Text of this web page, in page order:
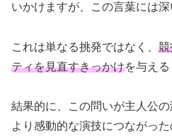
いかけますが、この言葉には深
これは単なる挑発ではなく、 競
ティを見直すきっかけを与える
結果的に、この問いが主人公の
より感動的な演技につながった